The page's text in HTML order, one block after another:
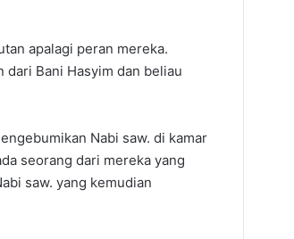
apalagi peran mereka.
dari Bani Hasyim dan beliau
Nabi saw. di kamar
seorang dari mereka yang
saw. yang kemudian